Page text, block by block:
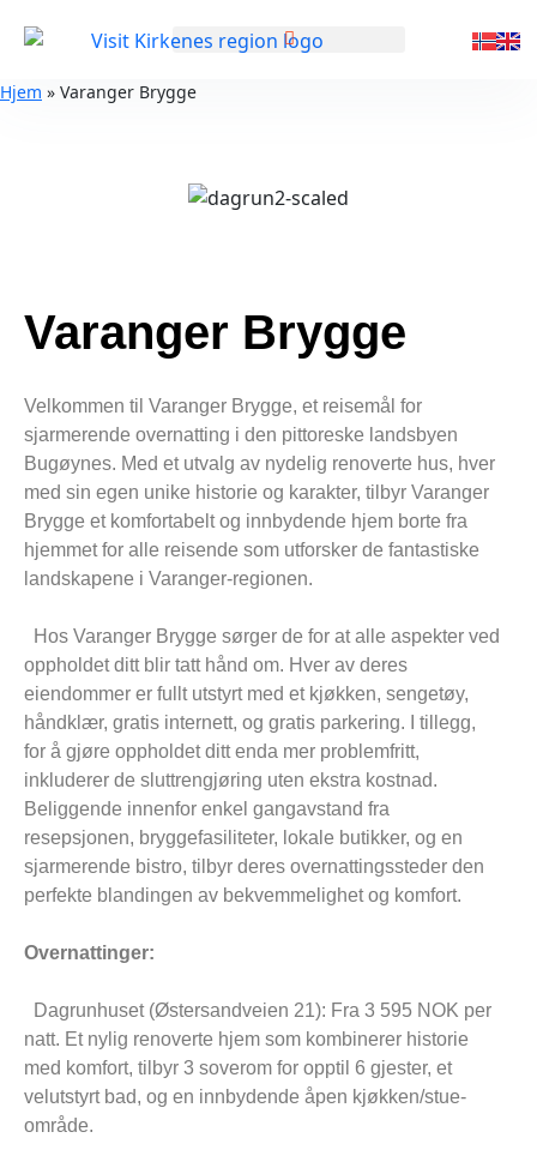
Hjem » Varanger Brygge
Varanger Brygge
Velkommen til Varanger Brygge, et reisemål for
sjarmerende overnatting i den pittoreske landsbyen
Bugøynes. Med et utvalg av nydelig renoverte hus, hver
med sin egen unike historie og karakter, tilbyr Varanger
Brygge et komfortabelt og innbydende hjem borte fra
hjemmet for alle reisende som utforsker de fantastiske
landskapene i Varanger-regionen.
Hos Varanger Brygge sørger de for at alle aspekter ved
oppholdet ditt blir tatt hånd om. Hver av deres
eiendommer er fullt utstyrt med et kjøkken, sengetøy,
håndklær, gratis internett, og gratis parkering. I tillegg,
for å gjøre oppholdet ditt enda mer problemfritt,
inkluderer de sluttrengjøring uten ekstra kostnad.
Beliggende innenfor enkel gangavstand fra
resepsjonen, bryggefasiliteter, lokale butikker, og en
sjarmerende bistro, tilbyr deres overnattingssteder den
perfekte blandingen av bekvemmelighet og komfort.
Overnattinger:
Dagrunhuset (Østersandveien 21): Fra 3 595 NOK per
natt. Et nylig renoverte hjem som kombinerer historie
med komfort, tilbyr 3 soverom for opptil 6 gjester, et
velutstyrt bad, og en innbydende åpen kjøkken/stue-
område.